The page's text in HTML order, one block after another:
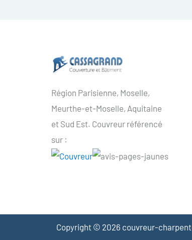
Région Parisienne, Moselle,
Meurthe-et-Moselle, Aquitaine
et Sud Est. Couvreur référencé
sur :
Copyright © 2026 couvreur-